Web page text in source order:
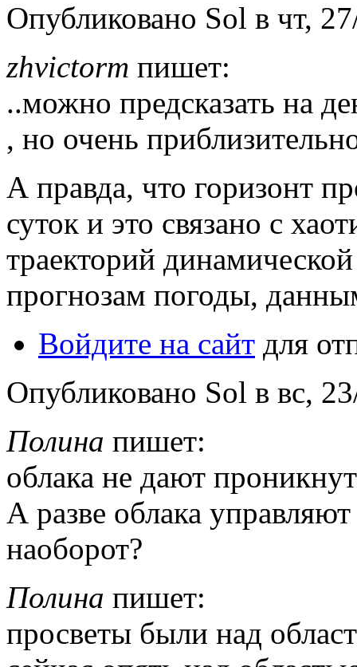
Опубликовано Sol в чт,
zhvictorm пишет:
..можно предсказать на
, но очень
А правда, что горизонт
суток и это связано с
траекторий
прогнозам погоды,
Войдите на сайт для
Опубликовано Sol в вс,
Полина пишет:
облака не дают
А разве облака
наоборот?
Полина пишет:
просветы были над